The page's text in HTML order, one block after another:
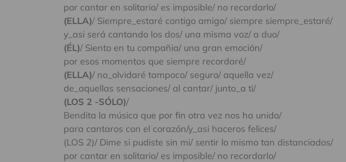
por cantar en solitario/ es imposible/ no recordarlo/
(ELLA)/ Siempre_estaré contigo amigo/ siempre siempre_estaré/
y_asi será cantando los dos/ una misma voz/ a duo/
(ÉL)/ Siento en tu compañia/ una gran emoción/
por esos momentos que siempre recordaré/
(ELLA)/ no_olvidaré tampoco/ seguro/ aquella vez/
de_aquellas sensaciones/ al cantar/ junto_a ti/
(LOS 2 -SÓLO)/
Bendita la música que por fin otra vez nos ha unido/
para cantaros con el corazón/y_asi haceros felices/
(LOS 2)/ Dime si pudiste sin mi/ sentir lo mismo tan distanciados/
por cantar en solitario/ es imposible/ no recordarlo/